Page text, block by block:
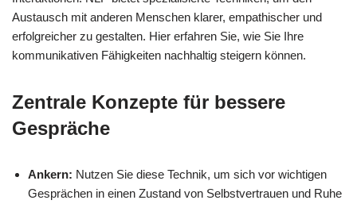
Austausch mit anderen Menschen klarer, empathischer und
erfolgreicher zu gestalten. Hier erfahren Sie, wie Sie Ihre
kommunikativen Fähigkeiten nachhaltig steigern können.
Zentrale Konzepte für bessere
Gespräche
Ankern: Nutzen Sie diese Technik, um sich vor wichtigen
Gesprächen in einen Zustand von Selbstvertrauen und Ruhe